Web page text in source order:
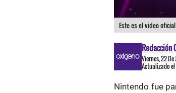
Este es el video
Redacción
Viernes, 22 De
Actualizado el
Nintendo fue